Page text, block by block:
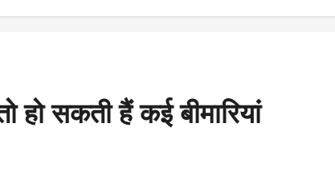
सकती हैं कई बीमारियां